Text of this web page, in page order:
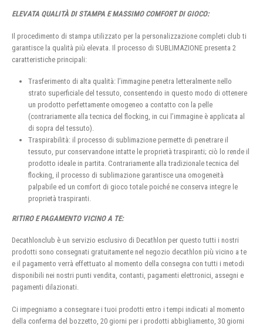
ELEVATA QUALITÀ DI STAMPA E MASSIMO COMFORT DI GIOCO:
Il procedimento di stampa utilizzato per la personalizzazione completi club ti
garantisce la qualità più elevata. Il processo di SUBLIMAZIONE presenta 2
caratteristiche principali:
Trasferimento di alta qualità: l’immagine penetra letteralmente nello
strato superficiale del tessuto, consentendo in questo modo di ottenere
un prodotto perfettamente omogeneo a contatto con la pelle
(contrariamente alla tecnica del flocking, in cui l’immagine è applicata al
di sopra del tessuto).
Traspirabilità: il processo di sublimazione permette di penetrare il
tessuto, pur conservandone intatte le proprietà traspiranti; ciò lo rende il
prodotto ideale in partita. Contrariamente alla tradizionale tecnica del
flocking, il processo di sublimazione garantisce una omogeneità
palpabile ed un comfort di gioco totale poiché ne conserva integre le
proprietà traspiranti.
RITIRO E PAGAMENTO VICINO A TE:
Decathlonclub è un servizio esclusivo di Decathlon per questo tutti i nostri
prodotti sono consegnati gratuitamente nel negozio decathlon più vicino a te
e il pagamento verrà effettuato al momento della consegna con tutti i metodi
disponibili nei nostri punti vendita, contanti, pagamenti elettronici, assegni e
pagamenti dilazionati.
Ci impegniamo a consegnare i tuoi prodotti entro i tempi indicati al momento
della conferma del bozzetto, 20 giorni per i prodotti abbigliamento, 30 giorni